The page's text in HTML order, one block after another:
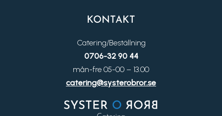
KONTAKT
Catering/Beställning
0706-32 90 44
mån-fre 05-00 – 13.00
catering@systerobror.se